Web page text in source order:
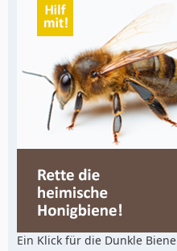
Ein Klick für die Dunkle Biene